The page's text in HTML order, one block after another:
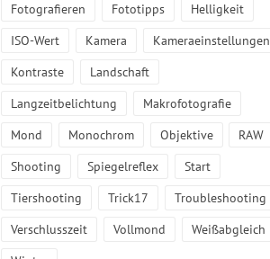
Fotografieren
Fototipps
Helligkeit
ISO-Wert
Kamera
Kameraeinstellungen
Kontraste
Landschaft
Langzeitbelichtung
Makrofotografie
Mond
Monochrom Objektive
RAW
Shooting
Spiegelreflex
Start
Tiershooting
Trick17
Troubleshooting
Verschlusszeit
Vollmond
Weißabgleich